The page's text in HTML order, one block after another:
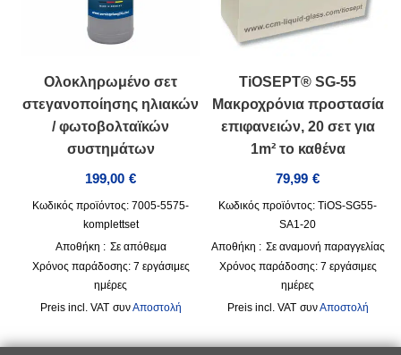
Ολοκληρωμένο σετ
στεγανοποίησης ηλιακών
/ φωτοβολταϊκών
συστημάτων
199,00 €
Κωδικός προϊόντος: 7005-5575-
komplettset
Αποθήκη : Σε απόθεμα
Χρόνος παράδοσης: 7 εργάσιμες
ημέρες
incl. VAT συνΑποστολή
TiOSEPT® SG-55
Μακροχρόνια προστασία
επιφανειών, 20 σετ για
1m² το καθένα
79,99 €
Κωδικός προϊόντος: TiOS-SG55-
SA1-20
Αποθήκη : Σε αναμονή παραγγελίας
Χρόνος παράδοσης: 7 εργάσιμες
ημέρες
incl. VAT συνΑποστολή